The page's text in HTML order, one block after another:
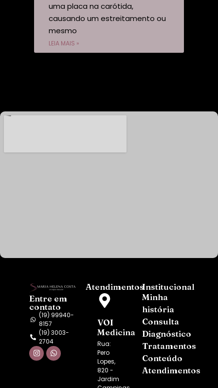
uma placa na carótida,
causando um estreitamento ou
mesmo
LEIA MAIS »
Entre em
contato
(19) 99940-
8157
(19) 3003-
2704
Atendimentos
VOI
Medicina
Rua:
Pero
Lopes,
820 -
Jardim
Institucional
Minha
história
Consulta
Diagnóstico
Tratamentos
Conteúdo
Atendimentos